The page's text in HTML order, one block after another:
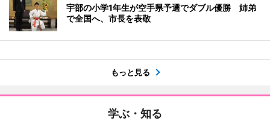
宇部の小学1年生が空手県予選でダブル優勝 姉弟
で全国へ、市長を表敬
もっと見る
学ぶ・知る